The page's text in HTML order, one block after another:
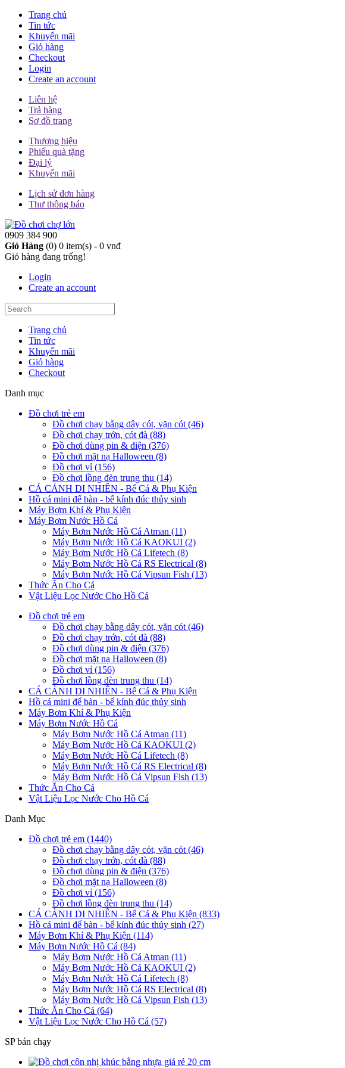
Trang chủ
Tin tức
Khuyến mãi
Giỏ hàng
Checkout
Login
Create an account
Liên hệ
Trả hàng
Sơ đồ trang
Thương hiệu
Phiếu quà tặng
Đại lý
Khuyến mãi
Lịch sử đơn hàng
Thư thông báo
0909 384 900
Giỏ Hàng (0) 0 item(s) - 0 vnđ
Giỏ hàng đang trống!
Login
Create an account
Trang chủ
Tin tức
Khuyến mãi
Giỏ hàng
Checkout
Danh mục
Đồ chơi trẻ em
Đồ chơi chạy bằng dây cót, vặn cót (46)
Đồ chơi chạy trớn, cót đà (88)
Đồ chơi dùng pin & điện (376)
Đồ chơi mặt nạ Halloween (8)
Đồ chơi vỉ (156)
Đồ chơi lồng đèn trung thu (14)
CÁ CẢNH DI NHIÊN - Bể Cá & Phụ Kiện
Hồ cá mini để bàn - bể kính đúc thủy sinh
Máy Bơm Khí & Phụ Kiện
Máy Bơm Nước Hồ Cá
Máy Bơm Nước Hồ Cá Atman (11)
Máy Bơm Nước Hồ Cá KAOKUI (2)
Máy Bơm Nước Hồ Cá Lifetech (8)
Máy Bơm Nước Hồ Cá RS Electrical (8)
Máy Bơm Nước Hồ Cá Vipsun Fish (13)
Thức Ăn Cho Cá
Vật Liệu Lọc Nước Cho Hồ Cá
Đồ chơi trẻ em
Đồ chơi chạy bằng dây cót, vặn cót (46)
Đồ chơi chạy trớn, cót đà (88)
Đồ chơi dùng pin & điện (376)
Đồ chơi mặt nạ Halloween (8)
Đồ chơi vỉ (156)
Đồ chơi lồng đèn trung thu (14)
CÁ CẢNH DI NHIÊN - Bể Cá & Phụ Kiện
Hồ cá mini để bàn - bể kính đúc thủy sinh
Máy Bơm Khí & Phụ Kiện
Máy Bơm Nước Hồ Cá
Máy Bơm Nước Hồ Cá Atman (11)
Máy Bơm Nước Hồ Cá KAOKUI (2)
Máy Bơm Nước Hồ Cá Lifetech (8)
Máy Bơm Nước Hồ Cá RS Electrical (8)
Máy Bơm Nước Hồ Cá Vipsun Fish (13)
Thức Ăn Cho Cá
Vật Liệu Lọc Nước Cho Hồ Cá
Danh Mục
Đồ chơi trẻ em (1440)
Đồ chơi chạy bằng dây cót, vặn cót (46)
Đồ chơi chạy trớn, cót đà (88)
Đồ chơi dùng pin & điện (376)
Đồ chơi mặt nạ Halloween (8)
Đồ chơi vỉ (156)
Đồ chơi lồng đèn trung thu (14)
CÁ CẢNH DI NHIÊN - Bể Cá & Phụ Kiện (833)
Hồ cá mini để bàn - bể kính đúc thủy sinh (27)
Máy Bơm Khí & Phụ Kiện (114)
Máy Bơm Nước Hồ Cá (84)
Máy Bơm Nước Hồ Cá Atman (11)
Máy Bơm Nước Hồ Cá KAOKUI (2)
Máy Bơm Nước Hồ Cá Lifetech (8)
Máy Bơm Nước Hồ Cá RS Electrical (8)
Máy Bơm Nước Hồ Cá Vipsun Fish (13)
Thức Ăn Cho Cá (64)
Vật Liệu Lọc Nước Cho Hồ Cá (57)
SP bán chạy